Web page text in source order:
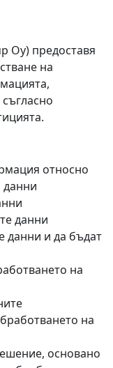
Oy) предоставя
на
относно
данни
данни
данни и да бъдат
на
на
основано